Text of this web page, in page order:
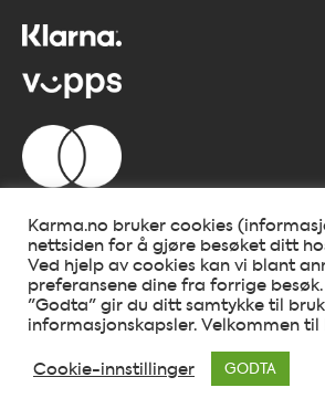
Copyright 2026 ©
Karma.no bruker cookies
nettsiden for å gjøre besøket ditt
Ved hjelp av cookies kan vi blant
preferansene dine fra forrige
"Godta" gir du ditt samtykke til
informasjonskapsler. Velkommen til
Cookie-innstillinger
GODTA